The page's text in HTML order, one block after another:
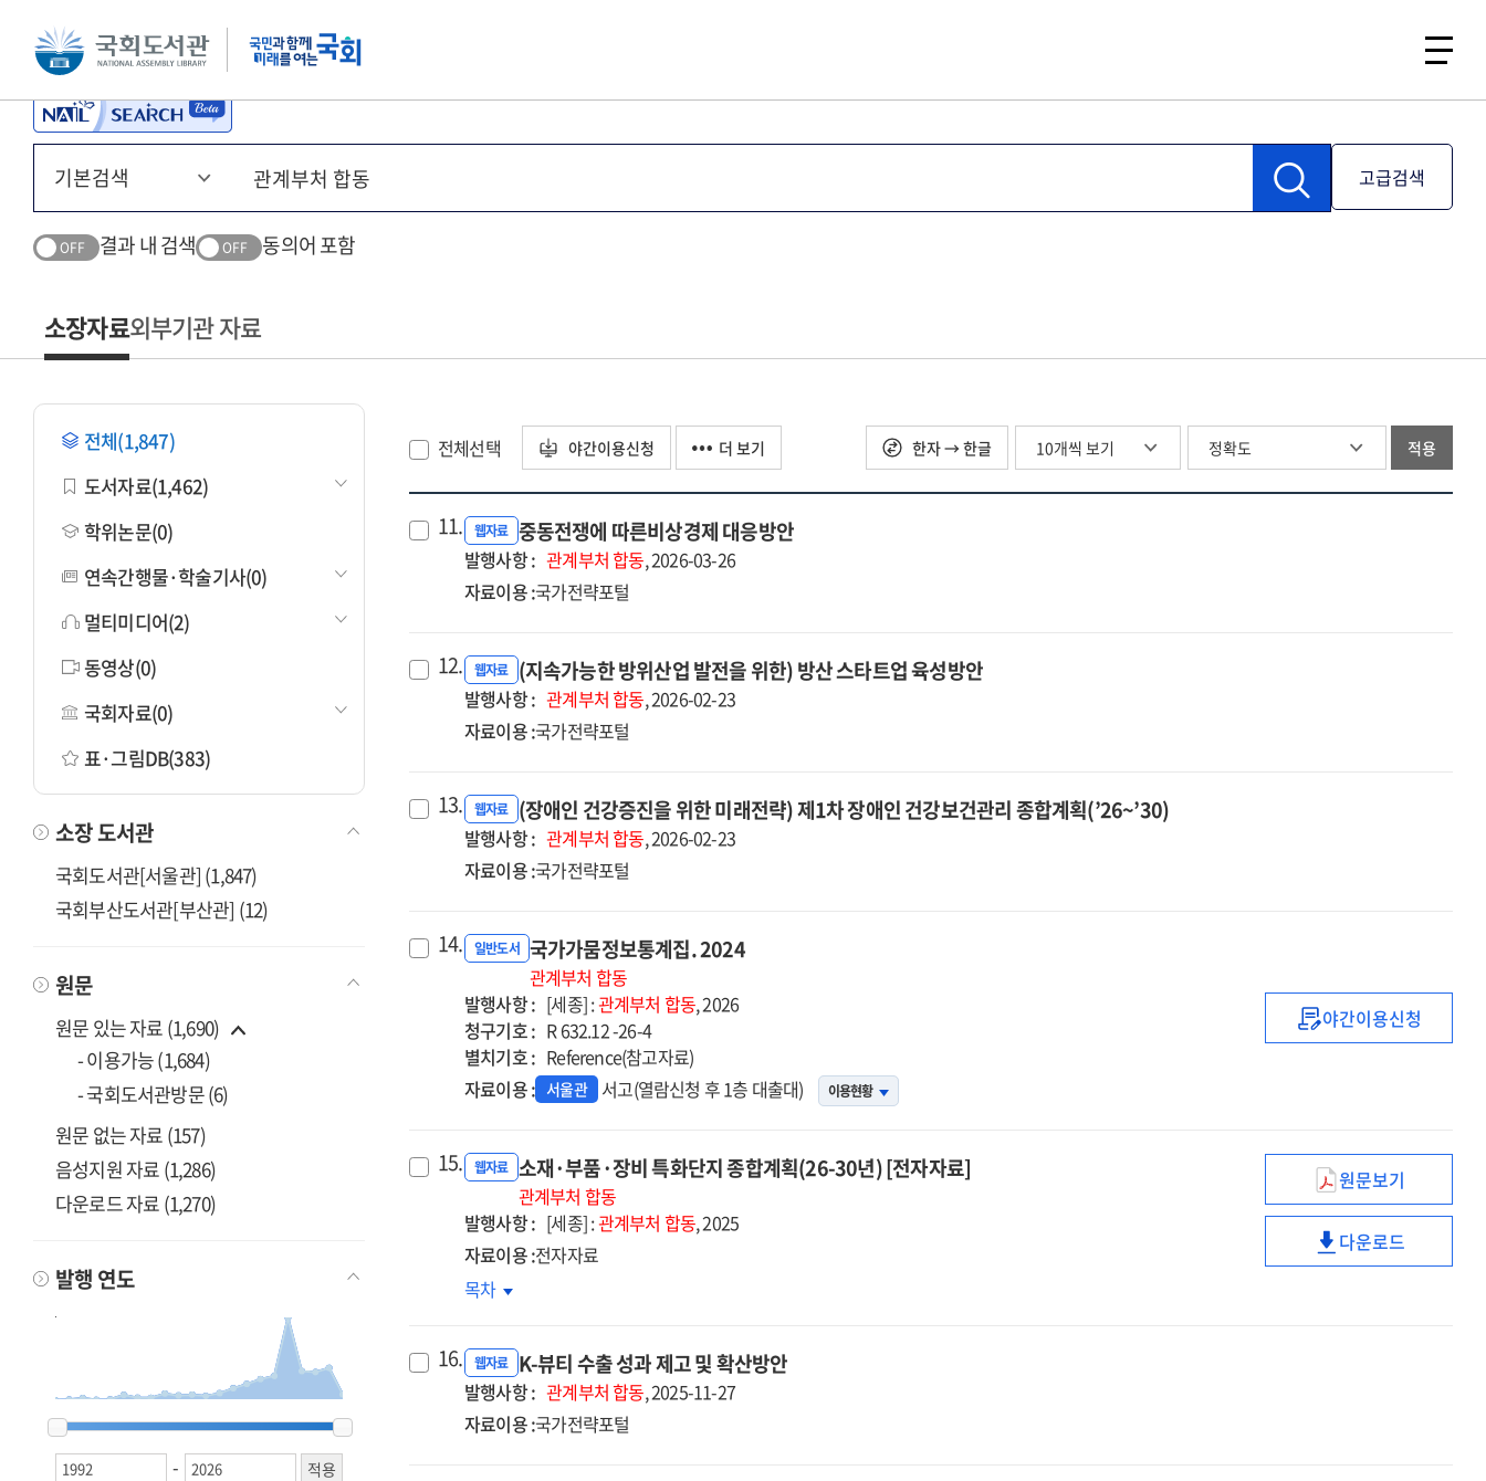
본문 바로가기 주메뉴 바로가기
고급검색
OFF 결과 내 검색 OFF 동의어 포함
소장자료외부기관 자료
전체(1,847)
도서자료(1,462)
학위논문(0)
연속간행물·학술기사(0)
멀티미디어(2)
동영상(0)
국회자료(0)
표·그림DB(383)
소장 도서관
국회도서관[서울관] (1,847)
국회부산도서관[부산관] (12)
원문
원문 있는 자료 (1,690)
- 이용가능 (1,684)
- 국회도서관방문 (6)
원문 없는 자료 (157)
음성지원 자료 (1,286)
다운로드 자료 (1,270)
발행 연도
-
전체선택 야간이용신청 더 보기 한자 → 한글 적용
11. 웹자료 중동전쟁에 따른비상경제 대응방안
발행사항 : 관계부처합동, 2026-03-26
자료이용 :국가전략포털
12. 웹자료 (지속가능한 방위산업 발전을 위한) 방산 스타트업 육성방안
발행사항 : 관계부처합동, 2026-02-23
자료이용 :국가전략포털
13. 웹자료 (장애인 건강증진을 위한 미래전략) 제1차 장애인 건강보건관리 종합계획(’26~’30)
발행사항 : 관계부처합동, 2026-02-23
자료이용 :국가전략포털
14. 일반도서 국가가뭄정보통계집. 2024
관계부처 합동
발행사항 : [세종] :관계부처 합동, 2026
청구기호 : R 632.12 -26-4
별치기호 : Reference(참고자료)
자료이용 : 서울관 서고(열람신청 후 1층 대출대) 이용현황
국가가뭄정보통
야간이용신청
15. 웹자료 소재·부품·장비 특화단지 종합계획(26-30년) [전자자료]
관계부처 합동
발행사항 : [세종] :관계부처 합동, 2025
자료이용 :전자자료
소재
·
부품
·
원문보기
소재
다운로드
소재
·
장비
특화단지
목차
16. 웹자료 K-뷰티 수출 성과 제고 및 확산방안
발행사항 : 관계부처합동, 2025-11-27
자료이용 :국가전략포털